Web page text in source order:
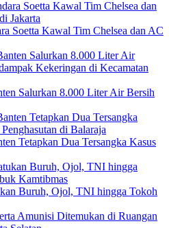
Soetta Kawal Tim Chelsea dan AC
Salurkan 8.000 Liter Air Bersih
Tetapkan Dua Tersangka Kasus
Buruh, Ojol, TNI hingga Tokoh